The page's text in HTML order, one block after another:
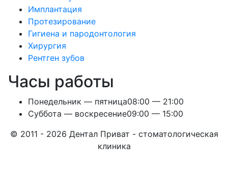
Имплантация
Протезирование
Гигиена и пародонтология
Хирургия
Рентген зубов
Часы работы
Понедельник — пятница08:00 — 21:00
Суббота — воскресение09:00 — 15:00
© 2011 - 2026 Дентал Приват - стоматологическая
клиника